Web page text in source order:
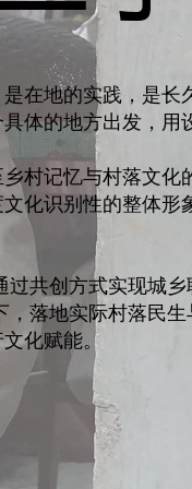
在地的实践，是
体的地方出发，用
村记忆与村落文
化识别性的整体
共创方式实现城
落地实际村落民
化赋能。